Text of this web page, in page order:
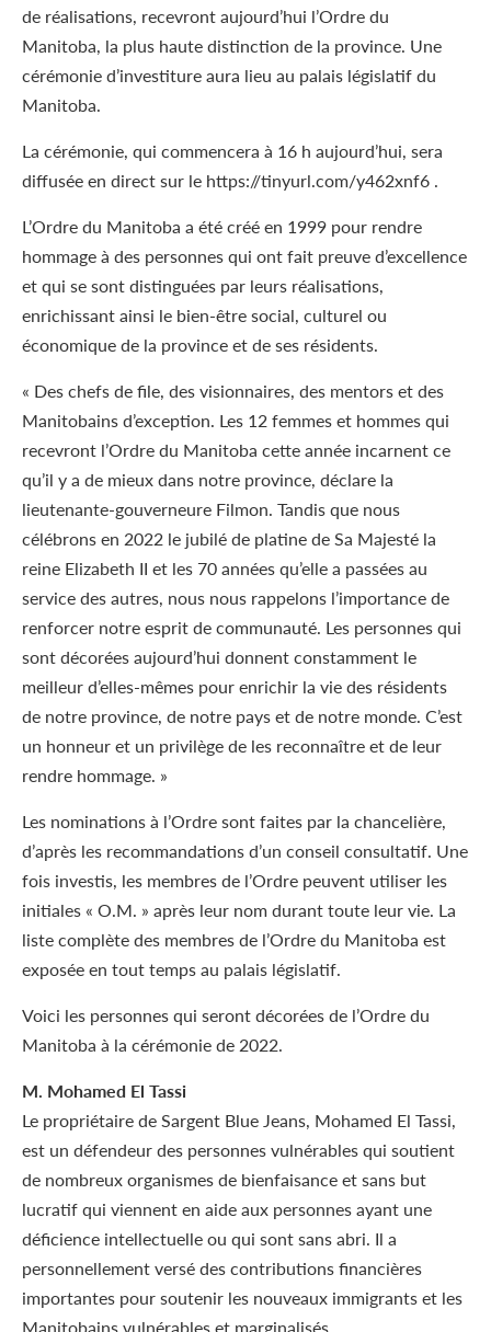
de réalisations, recevront aujourd’hui l’Ordre du
Manitoba, la plus haute distinction de la province. Une
cérémonie d’investiture aura lieu au palais législatif du
Manitoba.
La cérémonie, qui commencera à 16 h aujourd’hui, sera
diffusée en direct sur le https://tinyurl.com/y462xnf6 .
L’Ordre du Manitoba a été créé en 1999 pour rendre
hommage à des personnes qui ont fait preuve d’excellence
et qui se sont distinguées par leurs réalisations,
enrichissant ainsi le bien-être social, culturel ou
économique de la province et de ses résidents.
« Des chefs de file, des visionnaires, des mentors et des
Manitobains d’exception. Les 12 femmes et hommes qui
recevront l’Ordre du Manitoba cette année incarnent ce
qu’il y a de mieux dans notre province, déclare la
lieutenante-gouverneure Filmon. Tandis que nous
célébrons en 2022 le jubilé de platine de Sa Majesté la
reine Elizabeth II et les 70 années qu’elle a passées au
service des autres, nous nous rappelons l’importance de
renforcer notre esprit de communauté. Les personnes qui
sont décorées aujourd’hui donnent constamment le
meilleur d’elles-mêmes pour enrichir la vie des résidents
de notre province, de notre pays et de notre monde. C’est
un honneur et un privilège de les reconnaître et de leur
rendre hommage. »
Les nominations à l’Ordre sont faites par la chancelière,
d’après les recommandations d’un conseil consultatif. Une
fois investis, les membres de l’Ordre peuvent utiliser les
initiales « O.M. » après leur nom durant toute leur vie. La
liste complète des membres de l’Ordre du Manitoba est
exposée en tout temps au palais législatif.
Voici les personnes qui seront décorées de l’Ordre du
Manitoba à la cérémonie de 2022.
M. Mohamed El Tassi
Le propriétaire de Sargent Blue Jeans, Mohamed El Tassi,
est un défendeur des personnes vulnérables qui soutient
de nombreux organismes de bienfaisance et sans but
lucratif qui viennent en aide aux personnes ayant une
déficience intellectuelle ou qui sont sans abri. Il a
personnellement versé des contributions financières
importantes pour soutenir les nouveaux immigrants et les
Manitobains vulnérables et marginalisés.